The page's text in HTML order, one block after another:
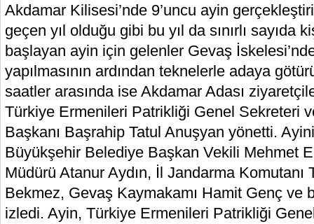
Akdamar Kilisesi’nde 9’uncu ayin
geçen yıl olduğu gibi bu yıl da sınırlı sayıda
başlayan ayin için gelenler Gevaş
yapılmasının ardından teknelerle adaya
saatler arasında ise Akdamar Adası
Türkiye Ermenileri Patrikliği Genel Sekreteri
Başkanı Başrahip Tatul Anuşyan yönetti.
Büyükşehir Belediye Başkan Vekili Mehmet
Müdürü Atanur Aydın, İl Jandarma Komutanı
Bekmez, Gevaş Kaymakamı Hamit Genç ve
izledi. Ayin, Türkiye Ermenileri Patrikliği